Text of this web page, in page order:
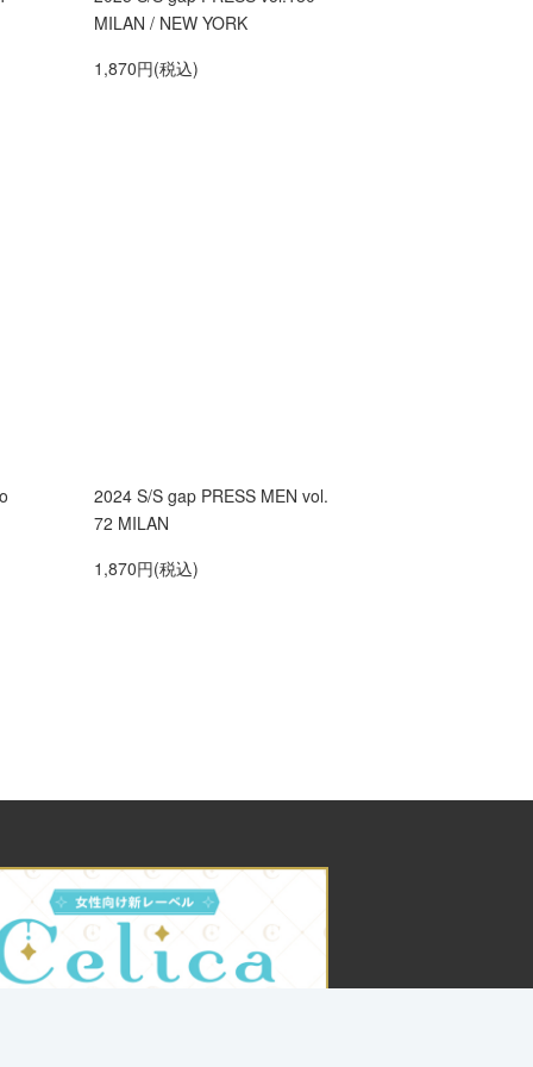
MILAN / NEW YORK
1,870円(税込)
2024 S/S gap PRESS MEN vol.
72 MILAN
1,870円(税込)